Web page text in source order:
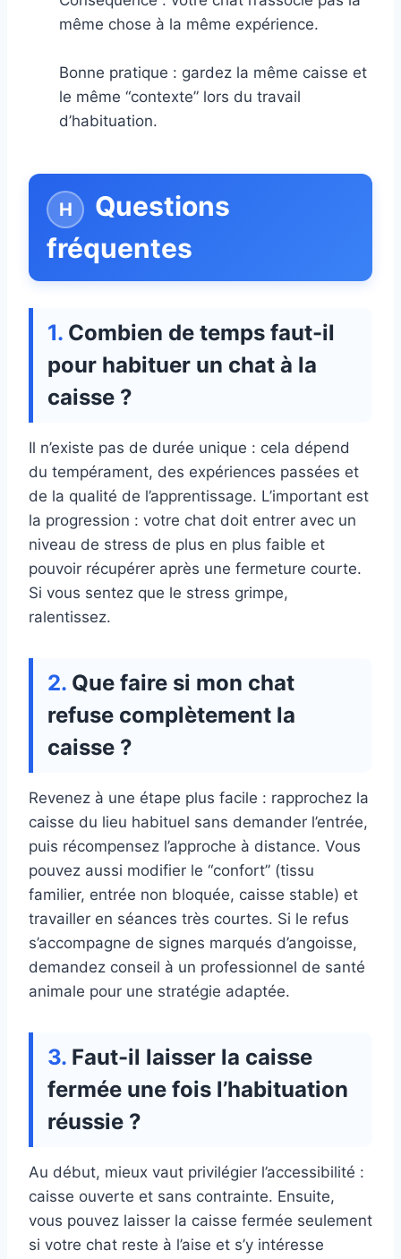
même chose à la même expérience.
Bonne pratique : gardez la même caisse et
le même “contexte” lors du travail
d’habituation.
Questions
fréquentes
Combien de temps faut-il
pour habituer un chat à la
caisse ?
Il n’existe pas de durée unique : cela dépend
du tempérament, des expériences passées et
de la qualité de l’apprentissage. L’important est
la progression : votre chat doit entrer avec un
niveau de stress de plus en plus faible et
pouvoir récupérer après une fermeture courte.
Si vous sentez que le stress grimpe,
ralentissez.
Que faire si mon chat
refuse complètement la
caisse ?
Revenez à une étape plus facile : rapprochez la
caisse du lieu habituel sans demander l’entrée,
puis récompensez l’approche à distance. Vous
pouvez aussi modifier le “confort” (tissu
familier, entrée non bloquée, caisse stable) et
travailler en séances très courtes. Si le refus
s’accompagne de signes marqués d’angoisse,
demandez conseil à un professionnel de santé
animale pour une stratégie adaptée.
Faut-il laisser la caisse
fermée une fois l’habituation
réussie ?
Au début, mieux vaut privilégier l’accessibilité :
caisse ouverte et sans contrainte. Ensuite,
vous pouvez laisser la caisse fermée seulement
si votre chat reste à l’aise et s’y intéresse